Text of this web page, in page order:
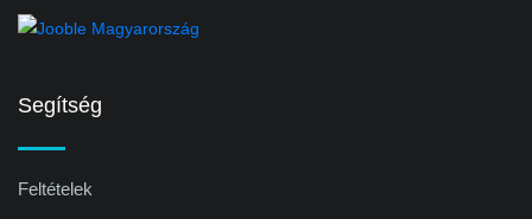
Segítség
Feltételek